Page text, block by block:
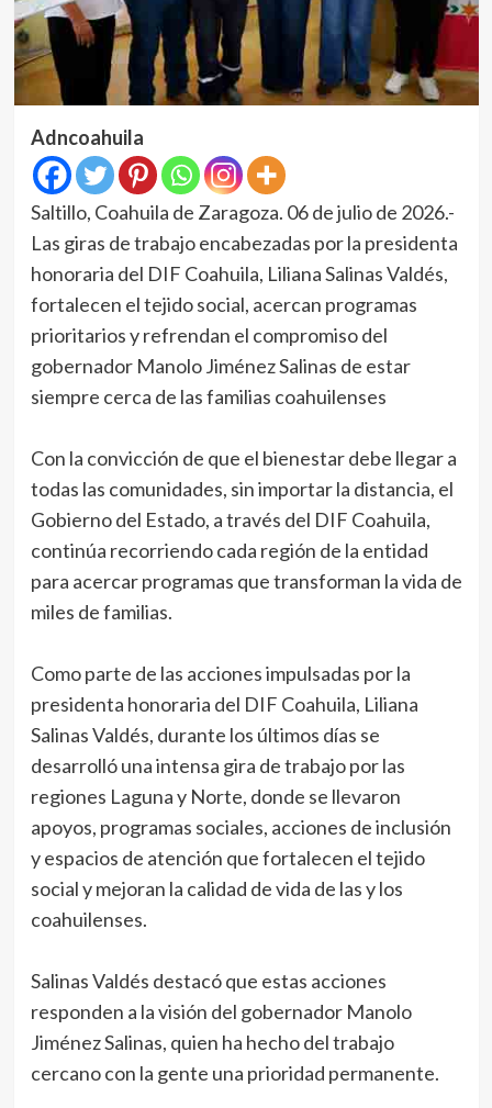
Adncoahuila
Saltillo, Coahuila de Zaragoza. 06 de julio de 2026.-
Las giras de trabajo encabezadas por la presidenta
honoraria del DIF Coahuila, Liliana Salinas Valdés,
fortalecen el tejido social, acercan programas
prioritarios y refrendan el compromiso del
gobernador Manolo Jiménez Salinas de estar
siempre cerca de las familias coahuilenses
Con la convicción de que el bienestar debe llegar a
todas las comunidades, sin importar la distancia, el
Gobierno del Estado, a través del DIF Coahuila,
continúa recorriendo cada región de la entidad
para acercar programas que transforman la vida de
miles de familias.
Como parte de las acciones impulsadas por la
presidenta honoraria del DIF Coahuila, Liliana
Salinas Valdés, durante los últimos días se
desarrolló una intensa gira de trabajo por las
regiones Laguna y Norte, donde se llevaron
apoyos, programas sociales, acciones de inclusión
y espacios de atención que fortalecen el tejido
social y mejoran la calidad de vida de las y los
coahuilenses.
Salinas Valdés destacó que estas acciones
responden a la visión del gobernador Manolo
Jiménez Salinas, quien ha hecho del trabajo
cercano con la gente una prioridad permanente.